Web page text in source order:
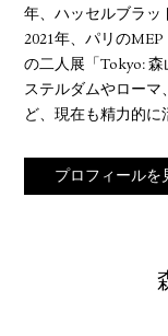
年、ハッセルブラッ
2021年、パリの
の二人展「Tokyo:
ステルダムやローマ
ど、現在も精力的に
プロフィールを